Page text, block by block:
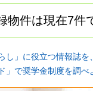
件は現在7件
」に役立つ情報誌を
で奨学金制度を調